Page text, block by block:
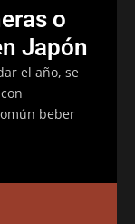
o
Japón
el año, se
beber